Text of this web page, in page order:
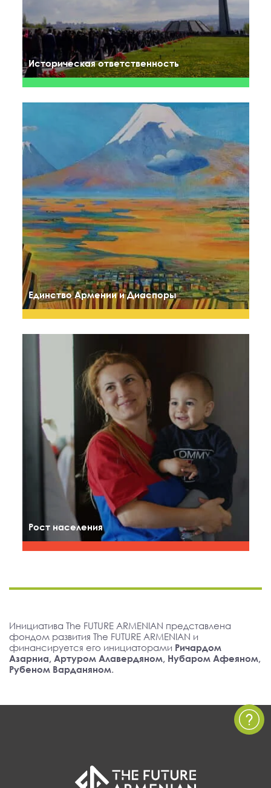
Историческая ответственность
Единство Армении и Диаспоры
Рост населения
Инициатива The FUTURE ARMENIAN представлена
фондом развития The FUTURE ARMENIAN и
финансируется его инициаторами Ричардом
Азарниа, Артуром Алавердяном, Нубаром Афеяном,
Рубеном Варданяном.